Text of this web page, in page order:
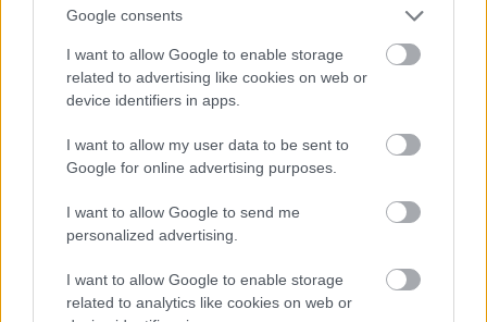
Google consents
I want to allow Google to enable storage
related to advertising like cookies on web or
device identifiers in apps.
I want to allow my user data to be sent to
Google for online advertising purposes.
I want to allow Google to send me
personalized advertising.
I want to allow Google to enable storage
related to analytics like cookies on web or
Az ember elfogadja, hogy az Univerzum közömbös,
csak annyira igazságos, amennyire mi azzá tesszük,
és hát nem vagyunk ebben olyan nagyon jók.
Nagyon rosszak sem, hiszen az emberi civilizáció
sokkal igazságosabb, mint az állatvilág. Az ember
elfogadja, hogy c'est la vie, ilyen, kis közepes, és nem
c'est le dieu, mert isten vagy nem létezik, vagy ilyen
közömbös, érzéketlen, esetleg kifejezetten gonosz. És
egy ilyen istenben nem fontos hinni. Még akkor sem
lenne fontos, ha létezne.